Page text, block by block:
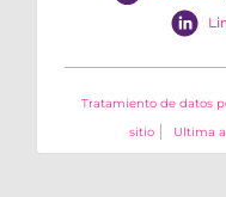
Tratamiento de datos
sitio
Ultima